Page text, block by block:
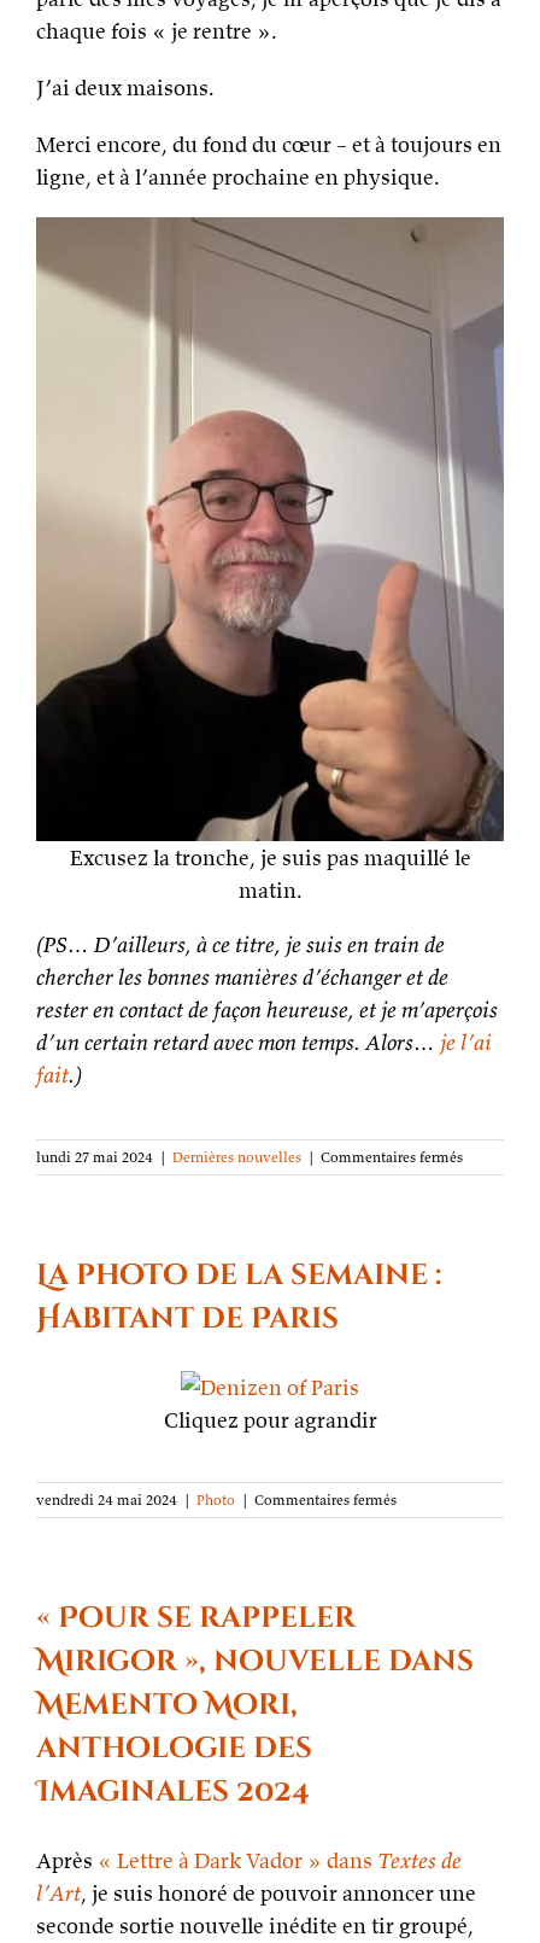
chaque fois « je rentre ».
J’ai deux maisons.
Merci encore, du fond du cœur – et à toujours en
ligne, et à l’année prochaine en physique.
Excusez la tronche, je suis pas maquillé le
matin.
(PS… D’ailleurs, à ce titre, je suis en train de
chercher les bonnes manières d’échanger et de
rester en contact de façon heureuse, et je m’aperçois
d’un certain retard avec mon temps. Alors… je l’ai
fait.)
lundi 27 mai 2024 | Dernières nouvelles | Commentaires ferméssur
Mille
La photo de la semaine :
Habitant de Paris
Cliquez pour agrandir
vendredi 24 mai 2024 | Photo | Commentaires ferméssur
La
de
Paris
« Pour se rappeler
Mirigor », nouvelle dans
Memento Mori,
anthologie des
Imaginales 2024
Après « Lettre à Dark Vador » dans Textes de
l’Art, je suis honoré de pouvoir annoncer une
seconde sortie nouvelle inédite en tir groupé,